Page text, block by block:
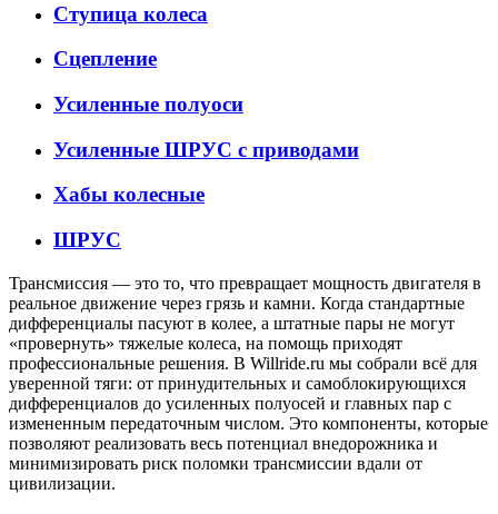
Ступица колеса
Сцепление
Усиленные полуоси
Усиленные ШРУС с приводами
Хабы колесные
ШРУС
Трансмиссия — это то, что превращает мощность двигателя в
реальное движение через грязь и камни. Когда стандартные
дифференциалы пасуют в колее, а штатные пары не могут
«провернуть» тяжелые колеса, на помощь приходят
профессиональные решения. В Willride.ru мы собрали всё для
уверенной тяги: от принудительных и самоблокирующихся
дифференциалов до усиленных полуосей и главных пар с
измененным передаточным числом. Это компоненты, которые
позволяют реализовать весь потенциал внедорожника и
минимизировать риск поломки трансмиссии вдали от
цивилизации.